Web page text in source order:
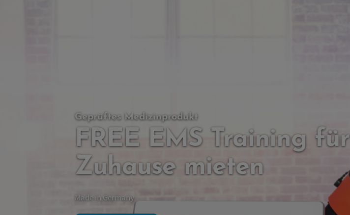
Geprüftes Medizinprodukt
FREE EMS Training für
Zuhause mieten
Made in Germany